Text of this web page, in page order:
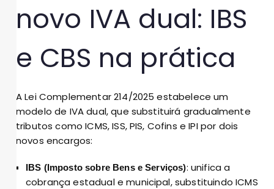
novo IVA dual: IBS
e CBS na prática
A Lei Complementar 214/2025 estabelece um
modelo de IVA dual, que substituirá gradualmente
tributos como ICMS, ISS, PIS, Cofins e IPI por dois
novos encargos:
IBS (Imposto sobre Bens e Serviços): unifica a
cobrança estadual e municipal, substituindo ICMS